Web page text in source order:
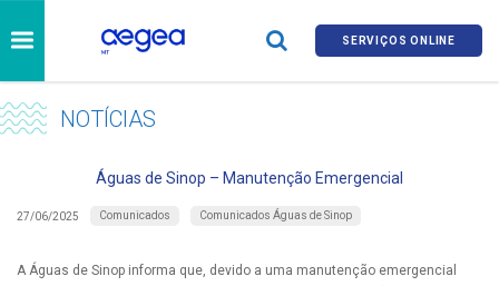
SERVIÇOS ONLINE
NOTÍCIAS
Águas de Sinop – Manutenção Emergencial
27/06/2025 Comunicados Comunicados Águas de Sinop
A Águas de Sinop informa que, devido a uma manutenção emergencial